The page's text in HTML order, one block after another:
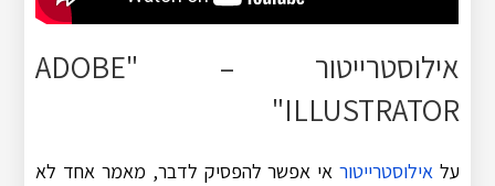
אילוסטרייטור –
"ADOBE
ILLUSTRATOR"
עלאילוסטרייטור אי אפשר להפסיק לדבר, מאמר אחד לא